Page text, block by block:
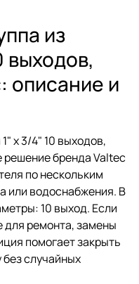
из
выходов,
описание и
х 3/4" 10 выходов,
решение бренда Valtec
по нескольким
или водоснабжения. В
10 выход. Если
ремонта, замены
помогает закрыть
случайных